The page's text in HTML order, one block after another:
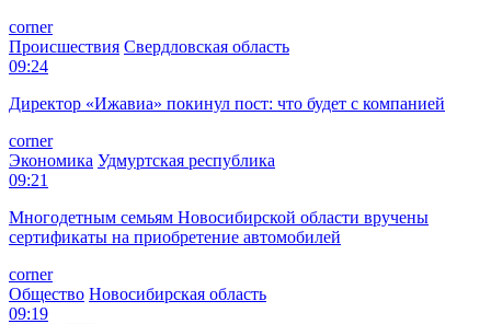
corner
Происшествия Свердловская область
09:24
Директор «Ижавиа» покинул пост: что будет с компанией
corner
Экономика Удмуртская республика
09:21
Многодетным семьям Новосибирской области вручены
сертификаты на приобретение автомобилей
corner
Общество Новосибирская область
09:19